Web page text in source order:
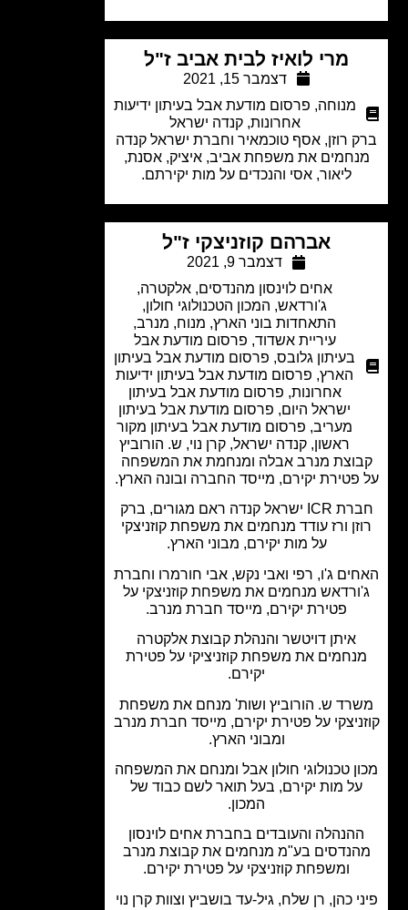
מרי לואיז לבית אביב ז"ל
דצמבר 15, 2021
מנוחה
פרסום מודעת אבל בעיתון ידיעות
אחרונות,קנדה ישראל
רוזן, אסף טוכמאיר וחברת ישראל קנדה
את משפחת אביב, איציק, אסנת,
ליאור, אסי והנכדים על מות יקירתם.
אברהם קוזניצקי ז"ל
דצמבר 9, 2021
אחים לוינסון מהנדסים,אלקטרה,
ג'ורדאש,המכון הטכנולוגי חולון,
התאחדות בוני הארץ,מנוח,מנרב,
עיריית אשדוד,פרסום מודעת אבל
בעיתון גלובס, פרסום מודעת אבל בעיתון
הארץ,
פרסום מודעת אבל בעיתון ידיעות
אחרונות,פרסום מודעת אבל בעיתון
ישראל היום,פרסום מודעת אבל בעיתון
פרסום מודעת אבל בעיתון מקור
קנדה ישראל, קרן נוי, ש. הורוביץ
מנרב אבלה ומנחמת את המשפחה
יקירם, מייסד החברה ובונה הארץ.
חברת ICR ישראל קנדה ראם מגורים, ברק
ורז עודד מנחמים את משפחת קוזניצקי
על מות יקירם, מבוני הארץ.
ג'ו, רפי ואבי נקש, אבי חורמרו וחברת
מנחמים את משפחת קוזניצקי על
פטירת יקירם, מייסד חברת מנרב.
איתן דויטשר והנהלת קבוצת אלקטרה
את משפחת קוזניציקי על פטירת
ש. הורוביץ ושות' מנחם את משפחת
על פטירת יקירם, מייסד חברת מנרב
ומבוני הארץ.
טכנולוגי חולון אבל ומנחם את המשפחה
מות יקירם, בעל תואר לשם כבוד של
והעובדים בחברת אחים לוינסון
בע"מ מנחמים את קבוצת מנרב
ומשפחת קוזניצקי על פטירת יקירם.
כהן, רן שלח, גיל-עד בושביץ וצוות קרן נוי